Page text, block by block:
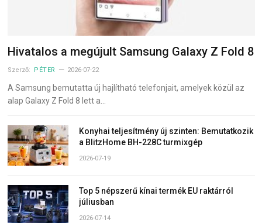
Hivatalos a megújult Samsung Galaxy Z Fold 8
Szerző: PÉTER 2026-07-22
A Samsung bemutatta új hajlítható telefonjait, amelyek közül az
alap Galaxy Z Fold 8 lett a…
Konyhai teljesítmény új szinten: Bemutatkozik
a BlitzHome BH-228C turmixgép
2026-07-19
Top 5 népszerű kínai termék EU raktárról
júliusban
2026-07-14